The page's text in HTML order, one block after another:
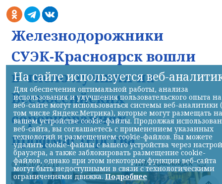
Железнодорожники
СУЭК-Красноярск вошли
в число лучших на
Всероссийских
соревнованиях
профмастерства
07.08.2026 22:13 НИА-Красноярск
На сайте используется веб-
Для обеспечения оптимальной работы, анализа
использования и улучшения пользовательского опыта на
веб-сайте могут использоваться системы веб-аналитики
том числе Яндекс.Метрика), которые могут размещать на
вашем устройстве cookie-файлы. Продолжая
веб-сайта, вы соглашаетесь с применением указанных
технологий и размещением cookie-файлов. Вы можете
удалить cookie-файлы с вашего устройства через
браузера, а также заблокировать размещение cookie-
файлов, однако при этом некоторые функции веб-сайта
могут быть недоступными в связи с технологическими
ограничениями движка.Подробнее